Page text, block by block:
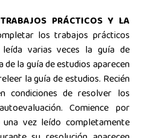
PRÁCTICOS Y LA
los trabajos prácticos
varias veces la guía de
la guía de estudios aparecen
la guía de estudios. Recién
condiciones de resolver los
Comience por
vez leído completamente